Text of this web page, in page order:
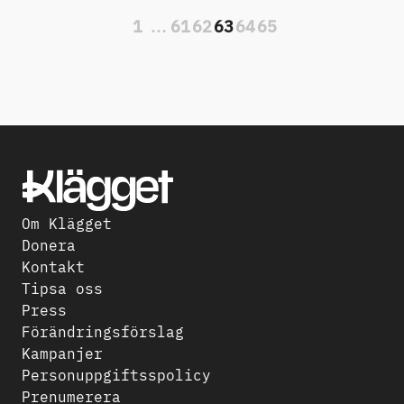
1 … 6162636465
Om Klägget
Donera
Kontakt
Tipsa oss
Press
Förändringsförslag
Kampanjer
Personuppgiftsspolicy
Prenumerera